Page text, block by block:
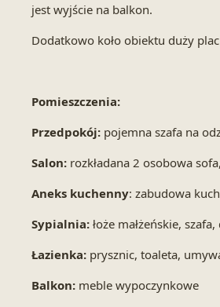
jest wyjście na balkon.
Dodatkowo koło obiektu duży
Pomieszczenia:
Przedpokój: pojemna szafa na
Salon: rozkładana 2 osobowa
Aneks kuchenny: zabudowa
Sypialnia: łoże małżeńskie,
Łazienka: prysznic, toaleta,
Balkon: meble wypoczynkowe